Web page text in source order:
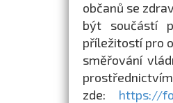
občanů se
být součástí
příležitostí pro
směřování
zde: https://